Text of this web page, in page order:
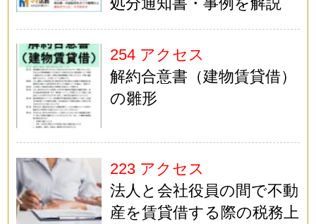
254 アクセス
解約合意書（建物賃貸借）
の雛形
223 アクセス
法人と会社役員の間で不動
産を賃貸借する際の税務上